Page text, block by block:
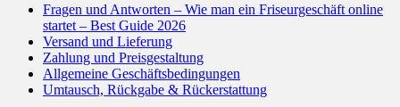
Fragen und Antworten – Wie man ein Friseurgeschäft online
startet – Best Guide 2026
Versand und Lieferung
Zahlung und Preisgestaltung
Allgemeine Geschäftsbedingungen
Umtausch, Rückgabe & Rückerstattung